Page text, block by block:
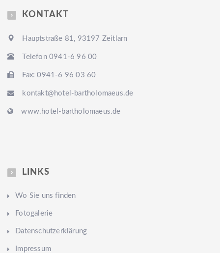
KONTAKT
Hauptstraße 81, 93197 Zeitlarn
Telefon 0941-6 96 00
Fax: 0941-6 96 03 60
kontakt@hotel-bartholomaeus.de
www.hotel-bartholomaeus.de
LINKS
Wo Sie uns finden
Fotogalerie
Datenschutzerklärung
Impressum